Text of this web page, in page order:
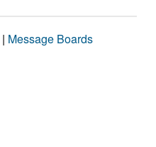
| Message Boards